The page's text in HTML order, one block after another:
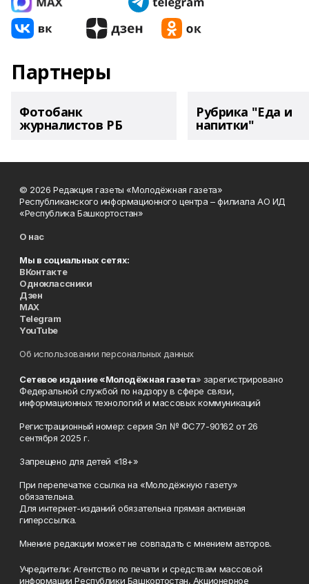
Партнеры
Фотобанк
журналистов РБ
Рубрика "Еда и
напитки"
© 2026 Редакция газеты «Молодёжная газета»
Республиканского информационного центра – филиала АО ИД
«Республика Башкортостан»
О нас
Мы в социальных сетях:
ВКонтакте
Одноклассники
Дзен
MAX
Telegram
YouTube
Об использовании персональных данных
Сетевое издание «Молодёжная газета» зарегистрировано
Федеральной службой по надзору в сфере связи,
информационных технологий и массовых коммуникаций
Регистрационный номер: серия Эл № ФС77-90162 от 26
сентября 2025 г.
Запрещено для детей «18+»
При перепечатке ссылка на «Молодёжную газету»
обязательна.
Для интернет-изданий обязательна прямая активная
гиперссылка.
Мнение редакции может не совпадать с мнением авторов.
Учредители: Агентство по печати и средствам массовой
информации Республики Башкортостан, Акционерное